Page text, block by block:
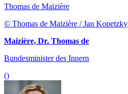
Thomas de Maizière
© Thomas de Maizière / Jan Kopetzky
Maizière, Dr. Thomas de
Bundesminister des Innern
()